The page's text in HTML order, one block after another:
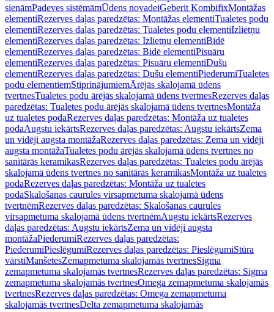
sienāmPadeves sistēmāmŪdens novadeiGeberit KombifixMontāžas
elementiRezerves daļas paredzētas: Montāžas elementiTualetes podu
elementiRezerves daļas paredzētas: Tualetes podu elementiIzlietņu
elementiRezerves daļas paredzētas: Izlietņu elementiBidē
elementiRezerves daļas paredzētas: Bidē elementiPisuāru
elementiRezerves daļas paredzētas: Pisuāru elementiDušu
elementiRezerves daļas paredzētas: Dušu elementiPiederumiTualetes
podu elementiemStiprinājumiemĀrējās skalojamā ūdens
tvertnesTualetes podu ārējās skalojamā ūdens tvertnesRezerves daļas
paredzētas: Tualetes podu ārējās skalojamā ūdens tvertnesMontāža
uz tualetes podaRezerves daļas paredzētas: Montāža uz tualetes
podaAugstu iekārtsRezerves daļas paredzētas: Augstu iekārtsZema
un vidēji augsta montāžaRezerves daļas paredzētas: Zema un vidēji
augsta montāžaTualetes podu ārējās skalojamā ūdens tvertnes no
sanitārās keramikasRezerves daļas paredzētas: Tualetes podu ārējās
skalojamā ūdens tvertnes no sanitārās keramikasMontāža uz tualetes
podaRezerves daļas paredzētas: Montāža uz tualetes
podaSkalošanas caurules virsapmetuma skalojamā ūdens
tvertnēmRezerves daļas paredzētas: Skalošanas caurules
virsapmetuma skalojamā ūdens tvertnēmAugstu iekārtsRezerves
daļas paredzētas: Augstu iekārtsZema un vidēji augsta
montāžaPiederumiRezerves daļas paredzētas:
PiederumiPieslēgumiRezerves daļas paredzētas: PieslēgumiStūra
vārstiManšetesZemapmetuma skalojamās tvertnesSigma
zemapmetuma skalojamās tvertnesRezerves daļas paredzētas: Sigma
zemapmetuma skalojamās tvertnesOmega zemapmetuma skalojamās
tvertnesRezerves daļas paredzētas: Omega zemapmetuma
skalojamās tvertnesDelta zemapmetuma skalojamās